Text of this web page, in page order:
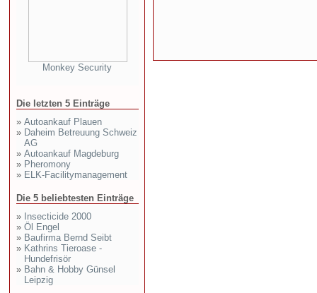
Monkey Security
Die letzten 5 Einträge
» Autoankauf Plauen
» Daheim Betreuung Schweiz
AG
» Autoankauf Magdeburg
» Pheromony
» ELK-Facilitymanagement
Die 5 beliebtesten Einträge
» Insecticide 2000
» Öl Engel
» Baufirma Bernd Seibt
» Kathrins Tieroase -
Hundefrisör
» Bahn & Hobby Günsel
Leipzig